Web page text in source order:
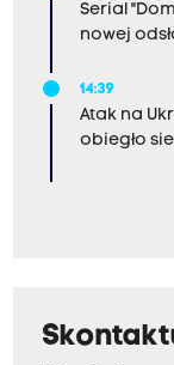
Serial
nowej
14:39
Atak na
obiegło